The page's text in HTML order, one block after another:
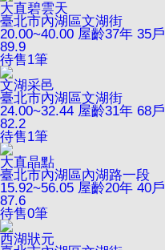
大直碧雲天
臺北市內湖區文湖街
20.00~40.00 屋齡37年 35戶
89.9
待售1筆
文湖采邑
臺北市內湖區文湖街
24.00~32.44 屋齡31年 68戶
82.2
待售1筆
大直晶點
臺北市內湖區內湖路一段
15.92~56.05 屋齡20年 40戶
87.6
待售0筆
西湖狀元